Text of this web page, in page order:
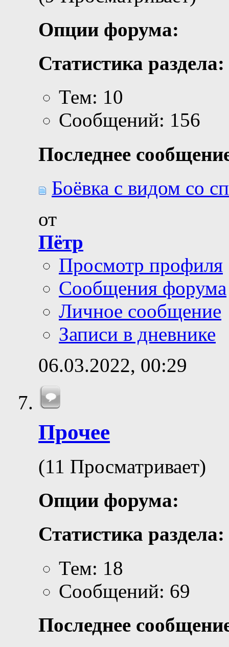
Опции форума:
Статистика раздела:
Тем: 10
Сообщений: 156
Последнее
Боёвка с видом со
от
Пётр
Просмотр профиля
Сообщения форума
Личное сообщение
Записи в дневнике
06.03.2022, 00:29
Прочее
(11 Просматривает)
Опции форума:
Статистика раздела:
Тем: 18
Сообщений: 69
Последнее